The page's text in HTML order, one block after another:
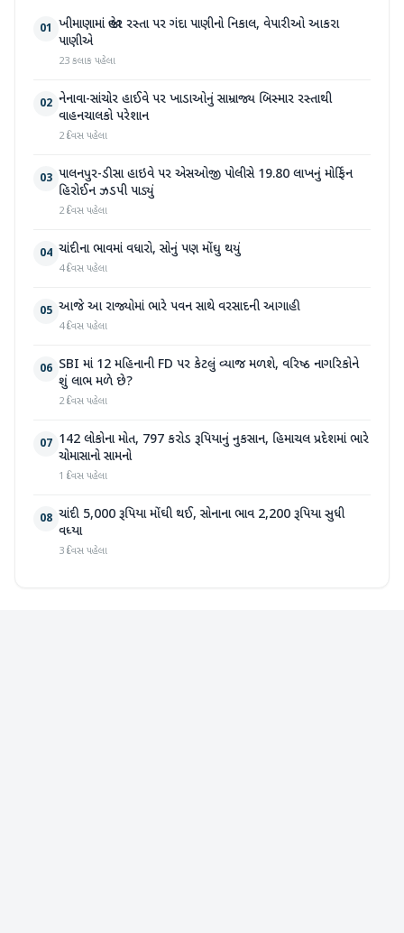
01 ખીમાણામાં જાહેર રસ્તા પર ગંદા પાણીનો નિકાલ, વેપારીઓ આકરા
પાણીએ
23 કલાક પહેલા
02 નેનાવા-સાંચોર હાઈવે પર ખાડાઓનું સામ્રાજ્ય બિસ્માર રસ્તાથી
વાહનચાલકો પરેશાન
2 દિવસ પહેલા
03 પાલનપુર-ડીસા હાઇવે પર એસઓજી પોલીસે 19.80 લાખનું મોર્ફિન
હિરોઈન ઝડપી પાડ્યું
2 દિવસ પહેલા
04 ચાંદીના ભાવમાં વધારો, સોનું પણ મોંઘુ થયું
4 દિવસ પહેલા
05 આજે આ રાજ્યોમાં ભારે પવન સાથે વરસાદની આગાહી
4 દિવસ પહેલા
06 SBI માં 12 મહિનાની FD પર કેટલું વ્યાજ મળશે, વરિષ્ઠ નાગરિકોને
શું લાભ મળે છે?
2 દિવસ પહેલા
07 142 લોકોના મોત, 797 કરોડ રૂપિયાનું નુકસાન, હિમાચલ પ્રદેશમાં ભારે
ચોમાસાનો સામનો
1 દિવસ પહેલા
08 ચાંદી 5,000 રૂપિયા મોંઘી થઈ, સોનાના ભાવ 2,200 રૂપિયા સુધી
વધ્યા
3 દિવસ પહેલા